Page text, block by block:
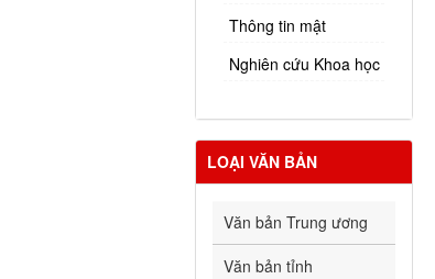
Thông tin mật
Nghiên cứu Khoa học
LOẠI VĂN BẢN
Văn bản Trung ương
Văn bản tỉnh